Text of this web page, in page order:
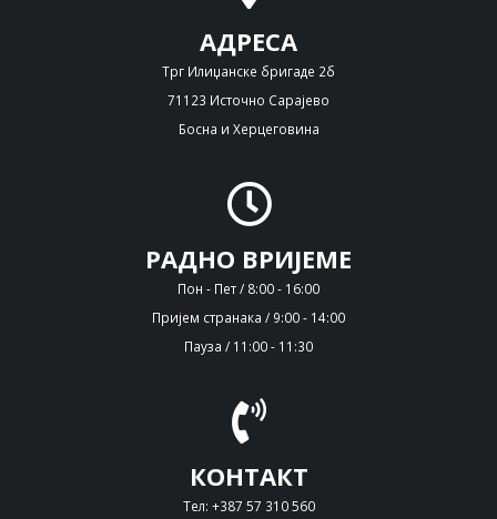
АДРЕСА
Трг Илиџанске бригаде 2б
71123 Источно Сарајево
Босна и Херцеговина
РАДНО ВРИЈЕМЕ
Пон - Пет / 8:00 - 16:00
Пријем странака / 9:00 - 14:00
Пауза / 11:00 - 11:30
КОНТАКТ
Тел: +387 57 310 560